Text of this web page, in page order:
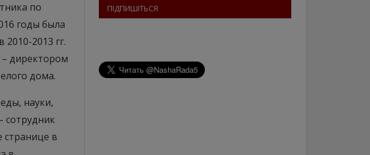
по
годы была
2013 гг.
директором
дома.
науки,
сотрудник
странице в
ПІДПИШІТЬСЯ